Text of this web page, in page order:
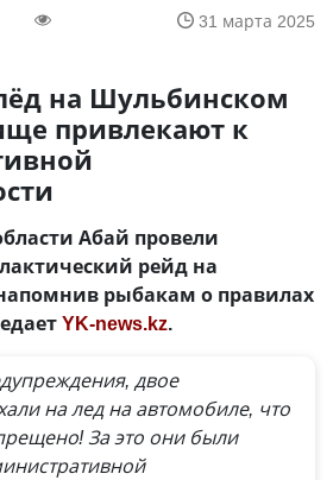
31 марта 2025
на Шульбинском
привлекают к
Абай провели
рейд на
рыбакам о правилах
YK-news.kz.
двое
на лед на автомобиле, что
За это они были